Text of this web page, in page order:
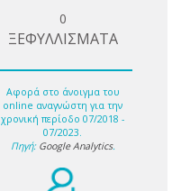
0
ΞΕΦΥΛΛΙΣΜΑΤΑ
Αφορά στο άνοιγμα του
online αναγνώστη για την
χρονική περίοδο 07/2018 -
07/2023.
Πηγή: Google Analytics.